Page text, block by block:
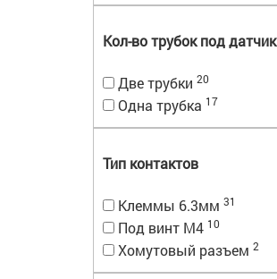
Кол-во трубок под датчик
Две трубки 20
Одна трубка 17
Тип контактов
Клеммы 6.3мм 31
Под винт М4 10
Хомутовый разъем 2